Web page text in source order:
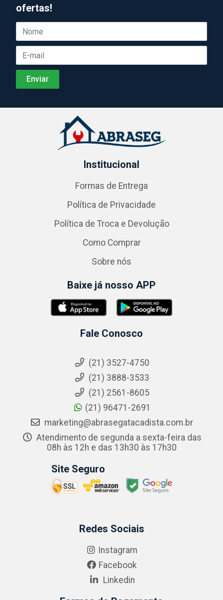
ofertas!
Institucional
Formas de Entrega
Política de Privacidade
Política de Troca e Devolução
Como Comprar
Sobre nós
Baixe já nosso APP
Fale Conosco
(21) 3527-4750
(21) 3888-3533
(21) 2561-8605
(21) 96471-2691
marketing@abrasegatacadista.com.br
Atendimento de segunda a sexta-feira das
08h às 12h e das 13h30 às 17h30
Site Seguro
Redes Sociais
Instagram
Facebook
Linkedin